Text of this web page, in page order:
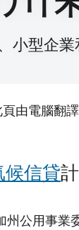
小型企
由電腦翻
候信貸
州公用事業